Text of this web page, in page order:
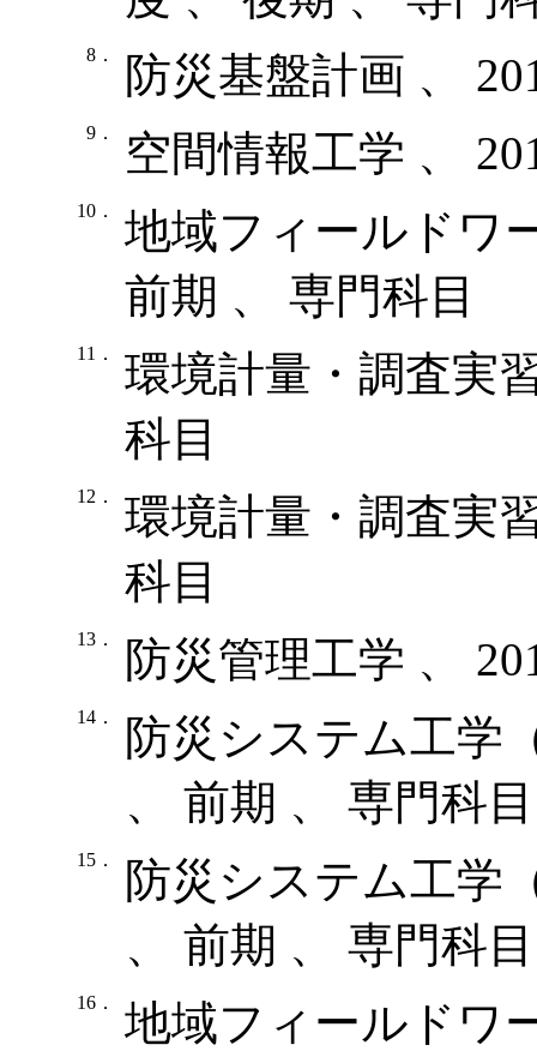
8． 防災基盤計画 、
9． 空間情報工学 、
10．
地域フィールドワ
前期 、 専門科目
11．
環境計量・調査実
科目
12．
環境計量・調査実
科目
13． 防災管理工学 、
14．
防災システム工学
、 前期 、 専門科目
15．
防災システム工学
、 前期 、 専門科目
16．
地域フィールドワ